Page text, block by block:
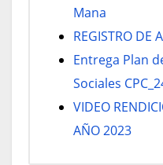
Mana
REGISTRO DE
Entrega Plan
Sociales
VIDEO
AÑO 2023